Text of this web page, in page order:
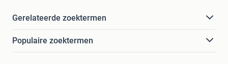
Gerelateerde zoektermen
Populaire zoektermen